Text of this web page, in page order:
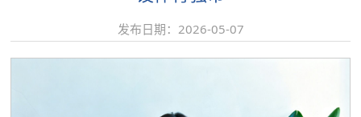
发布日期：2026-05-07